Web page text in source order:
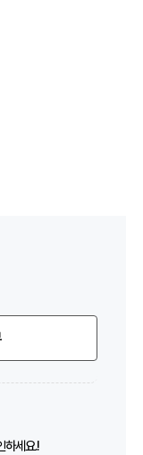
하세요.!